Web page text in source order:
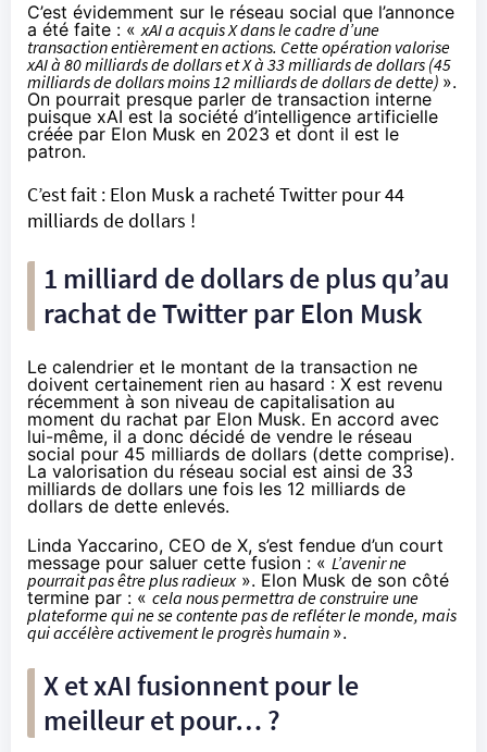
C’est évidemment sur le réseau social que l’annonce
a été faite : «xAI a acquis X dans le cadre d’une
transaction entièrement en actions. Cette opération valorise
xAI à 80 milliards de dollars et X à 33 milliards de dollars (45
milliards de dollars moins 12 milliards de dollars de dette) ».
On pourrait presque parler de transaction interne
puisque xAI est la société d’intelligence artificielle
créée par Elon Musk en 2023 et dont il est le
patron.
C’est fait : Elon Musk a racheté Twitter pour 44
milliards de dollars !
1 milliard de dollars de plus qu’au
rachat de Twitter par Elon Musk
Le calendrier et le montant de la transaction ne
doivent certainement rien au hasard : X est revenu
récemment à son niveau de capitalisation au
moment du rachat par Elon Musk. En accord avec
lui-même, il a donc décidé de vendre le réseau
social pour 45 milliards de dollars (dette comprise).
La valorisation du réseau social est ainsi de 33
milliards de dollars une fois les 12 milliards de
dollars de dette enlevés.
Linda Yaccarino, CEO de X, s’est fendue d’un court
message pour saluer cette fusion : « L’avenir ne
pourrait pas être plus radieux». Elon Musk de son côté
termine par : « cela nous permettra de construire une
plateforme qui ne se contente pas de refléter le monde, mais
qui accélère activement le progrès humain ».
X et xAI fusionnent pour le
meilleur et pour… ?